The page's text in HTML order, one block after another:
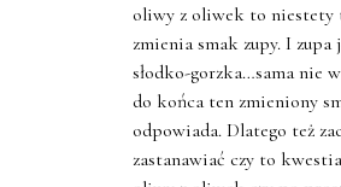
oliwy z oliwek to niestety
zmienia smak zupy. I
słodko-gorzka…sama nie
do końca ten zmieniony
odpowiada. Dlatego też
zastanawiać czy to